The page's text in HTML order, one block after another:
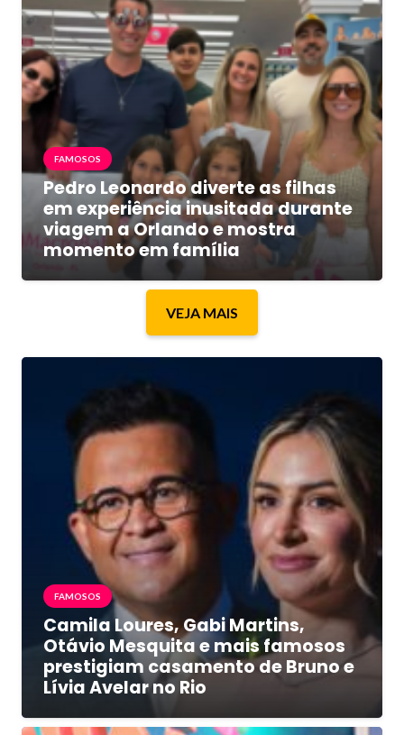
FAMOSOS
Pedro Leonardo diverte as filhas
em experiência inusitada durante
viagem a Orlando e mostra
momento em família
VEJA MAIS
FAMOSOS
Camila Loures, Gabi Martins,
Otávio Mesquita e mais famosos
prestigiam casamento de Bruno e
Lívia Avelar no Rio